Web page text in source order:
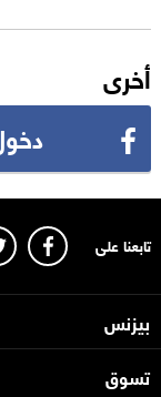
أخرى
تابعنا على
بيزنس
تسوق